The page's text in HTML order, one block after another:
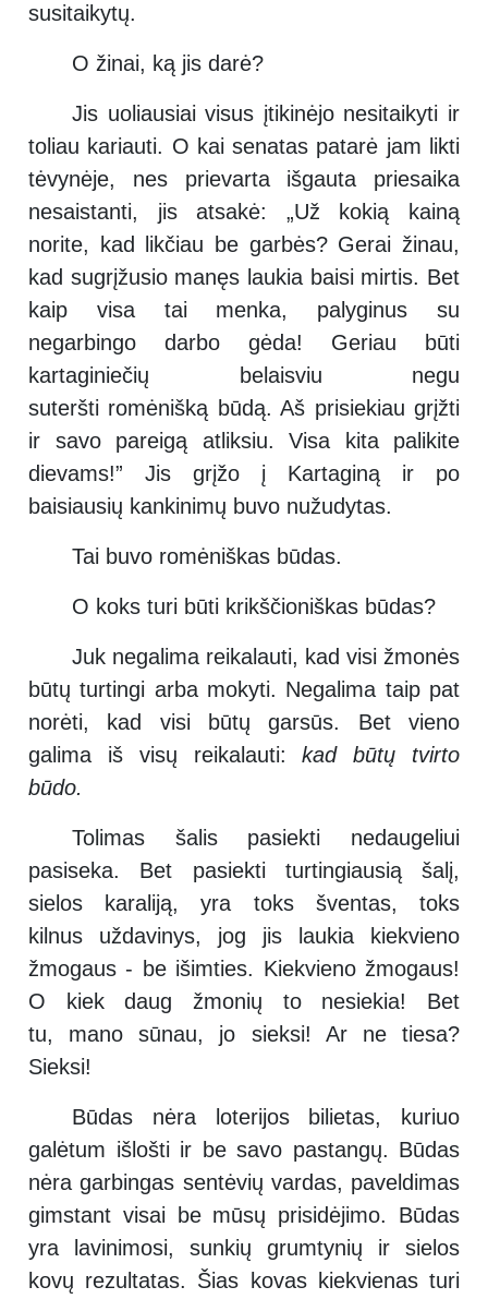
susitaikytų.
O žinai, ką jis darė?
Jis uoliausiai visus įtikinėjo nesitaikyti ir
toliau kariauti. O kai senatas patarė jam likti
tėvynėje, nes prievarta išgauta priesaika
nesaistanti, jis atsakė: „Už kokią kainą
norite, kad likčiau be garbės? Gerai žinau,
kad sugrįžusio manęs laukia baisi mirtis. Bet
kaip visa tai menka, palyginus su
negarbingo darbo gėda! Geriau būti
kartaginiečių belaisviu negu
suteršti romėnišką būdą. Aš prisiekiau grįžti
ir savo pareigą atliksiu. Visa kita palikite
dievams!” Jis grįžo į Kartaginą ir po
baisiausių kankinimų buvo nužudytas.
Tai buvo romėniškas būdas.
O koks turi būti krikščioniškas būdas?
Juk negalima reikalauti, kad visi žmonės
būtų turtingi arba mokyti. Negalima taip pat
norėti, kad visi būtų garsūs. Bet vieno
galima iš visų reikalauti:kadbūtų tvirto
būdo.
Tolimas šalis pasiekti nedaugeliui
pasiseka. Bet pasiekti turtingiausią šalį,
sielos karaliją, yra toks šventas, toks
kilnus uždavinys, jog jis laukia kiekvieno
žmogaus - be išimties. Kiekvieno žmogaus!
O kiek daug žmonių to nesiekia! Bet
tu, mano sūnau, jo sieksi! Ar ne tiesa?
Sieksi!
Būdas nėra loterijos bilietas, kuriuo
galėtum išlošti ir be savo pastangų. Būdas
nėra garbingas sentėvių vardas, paveldimas
gimstant visai be mūsų prisidėjimo. Būdas
yra lavinimosi, sunkių grumtynių ir sielos
kovų rezultatas. Šias kovas kiekvienas turi